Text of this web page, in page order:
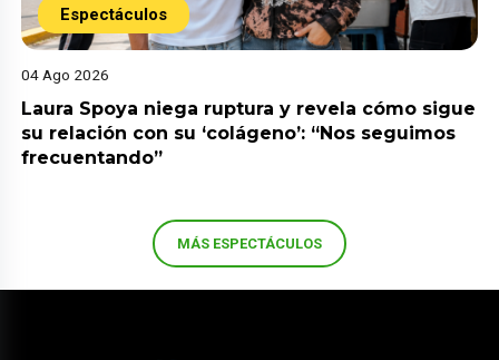
Espectáculos
04 Ago 2026
Laura Spoya niega ruptura y revela cómo sigue
su relación con su ‘colágeno’: “Nos seguimos
frecuentando”
MÁS ESPECTÁCULOS